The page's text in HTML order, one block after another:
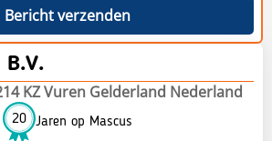
Bericht verzenden
B.V.
KZ Vuren Gelderland Nederland
20 Jaren op Mascus